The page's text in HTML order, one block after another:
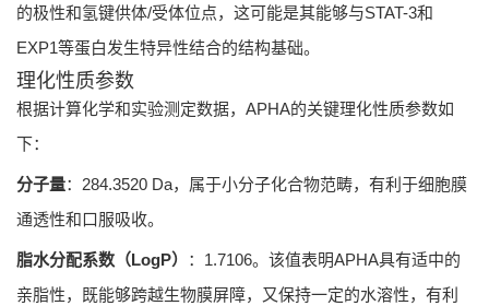
的极性和氢键供体/受体位点，这可能是其能够与STAT-3和
EXP1等蛋白发生特异性结合的结构基础。
理化性质参数
根据计算化学和实验测定数据，APHA的关键理化性质参数如
下：
分子量：284.3520 Da，属于小分子化合物范畴，有利于细胞膜
通透性和口服吸收。
脂水分配系数（LogP）
：1.7106。该值表明APHA具有适中的
亲脂性，既能够跨越生物膜屏障，又保持一定的水溶性，有利